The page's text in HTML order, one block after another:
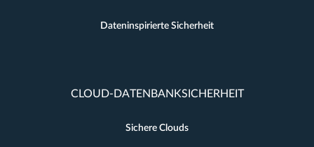
Dateninspirierte Sicherheit
CLOUD-DATENBANKSICHERHEIT
Sichere Clouds